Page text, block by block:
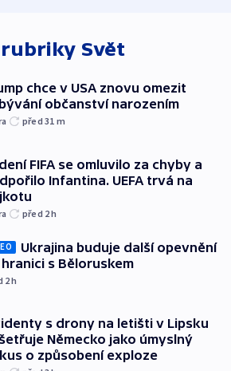
Svět
chce v USA znovu omezit
občanství narozením
před 31 m
FIFA se omluvilo za chyby a
Infantina. UEFA trvá na
před 2h
Ukrajina buduje další opevnění
hranici s Běloruskem
2h
s drony na letišti v Lipsku
Německo jako úmyslný
o způsobení exploze